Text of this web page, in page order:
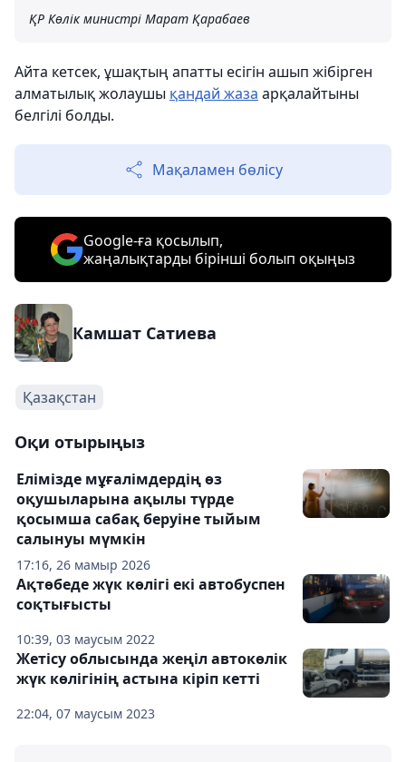
ҚР Көлік министрі Марат Қарабаев
Айта кетсек, ұшақтың апатты есігін ашып жібірген
алматылық жолаушы қандай жаза арқалайтыны
белгілі болды.
Мақаламен бөлісу
Google-ға қосылып,
жаңалықтарды бірінші болып оқыңыз
Камшат Сатиева
Қазақстан
Оқи отырыңыз
17:16, 26 мамыр 2026
Елімізде мұғалімдердің өз
оқушыларына ақылы түрде
қосымша сабақ беруіне тыйым
салынуы мүмкін
10:39, 03 маусым 2022
Ақтөбеде жүк көлігі екі автобуспен
соқтығысты
22:04, 07 маусым 2023
Жетісу облысында жеңіл автокөлік
жүк көлігінің астына кіріп кетті